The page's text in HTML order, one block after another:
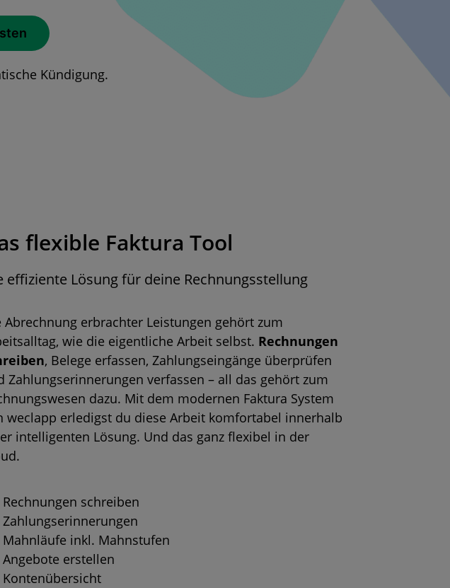
Kündigung.
flexible Faktura Tool
effiziente Lösung für deine Rechnungsstellung
Abrechnung erbrachter Leistungen gehört zum
wie die eigentliche Arbeit selbst. Rechnungen
, Belege erfassen, Zahlungseingänge überprüfen
Zahlungserinnerungen verfassen – all das gehört zum
dazu. Mit dem modernen Faktura System
weclapp erledigst du diese Arbeit komfortabel innerhalb
intelligenten Lösung. Und das ganz flexibel in der
Rechnungen schreiben
Zahlungserinnerungen
Mahnläufe inkl. Mahnstufen
Angebote erstellen
Kontenübersicht